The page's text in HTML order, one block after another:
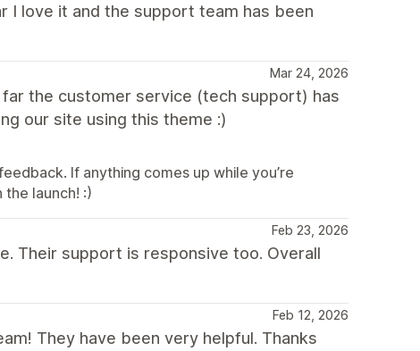
I love it and the support team has been
Mar 24, 2026
the customer service (tech support) has
our site using this theme :)
If anything comes up while you’re
launch! :)
Feb 23, 2026
Their support is responsive too. Overall
Feb 12, 2026
They have been very helpful. Thanks